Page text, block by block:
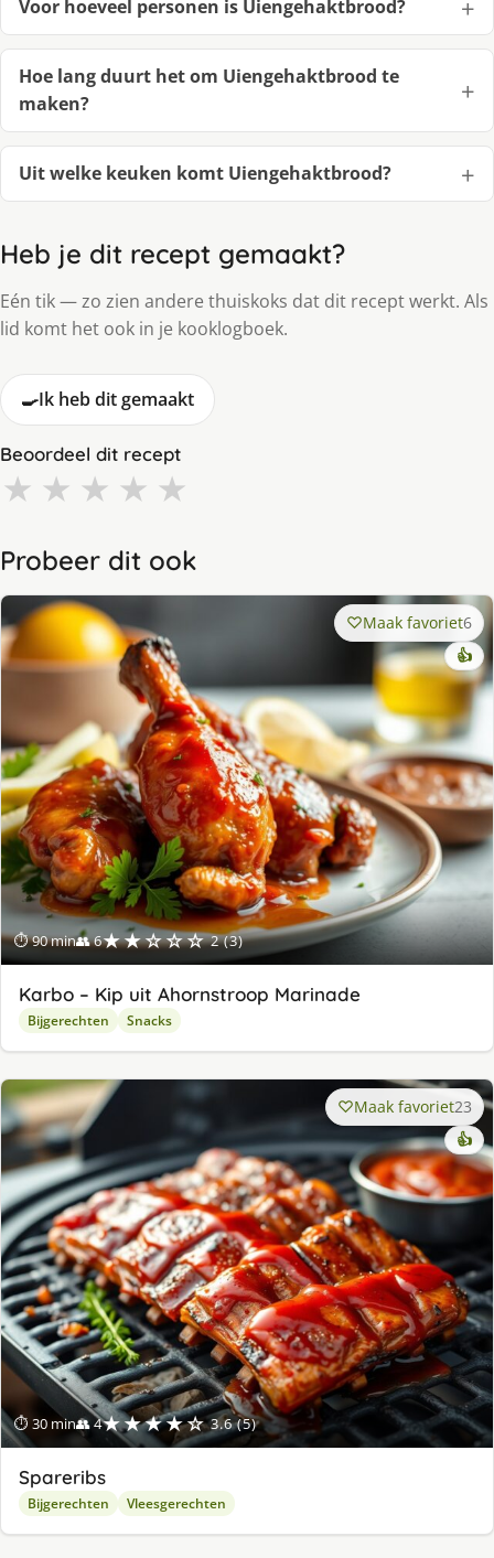
Voor hoeveel personen is Uiengehaktbrood?
Hoe lang duurt het om Uiengehaktbrood te
maken?
Uit welke keuken komt Uiengehaktbrood?
Heb je dit recept gemaakt?
Eén tik — zo zien andere thuiskoks dat dit recept werkt. Als
lid komt het ook in je kooklogboek.
🍳Ik heb dit gemaakt
Beoordeel dit recept
★ ★ ★ ★ ★
Probeer dit ook
⏱ 90 min👥 6★★☆☆☆ 2 (3)
Maak favoriet6
👍
Karbo – Kip uit Ahornstroop Marinade
Bijgerechten Snacks
⏱ 30 min👥 4★★★★☆ 3.6 (5)
Maak favoriet23
👍
Spareribs
Bijgerechten Vleesgerechten